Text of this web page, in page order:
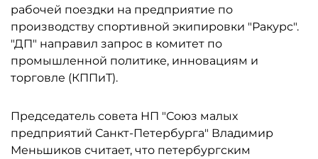
рабочей поездки на предприятие по
производству спортивной экипировки "Ракурс".
"ДП" направил запрос в комитет по
промышленной политике, инновациям и
торговле (КППиТ).
Председатель совета НП "Союз малых
предприятий Санкт-Петербурга" Владимир
Меньшиков считает, что петербургским